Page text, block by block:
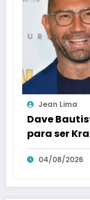
Jean Lima
Dave
para ser
04/08/2026